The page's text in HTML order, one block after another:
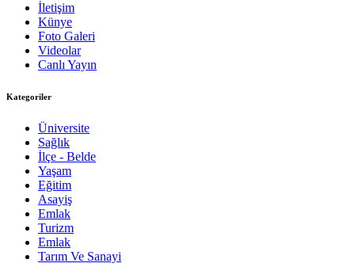
İletişim
Künye
Foto Galeri
Videolar
Canlı Yayın
Kategoriler
Üniversite
Sağlık
İlçe - Belde
Yaşam
Eğitim
Asayiş
Emlak
Turizm
Emlak
Tarım Ve Sanayi